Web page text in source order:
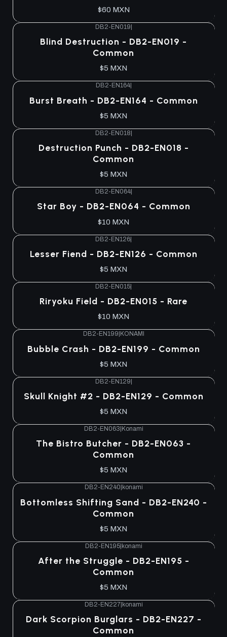
$60 MXN
DB2-EN019
Blind Destruction - DB2-EN019 -
Common
$5 MXN
DB2-EN164|
Burst Breath - DB2-EN164 - Common
$5 MXN
DB2-EN018|
Destruction Punch - DB2-EN018 -
Common
$5 MXN
DB2-EN064|
Star Boy - DB2-EN064 - Common
$10 MXN
DB2-EN126|
Lesser Fiend - DB2-EN126 - Common
$5 MXN
DB2-EN015
Riryoku Field - DB2-EN015 - Rare
$10 MXN
DB2-EN199 KONAMI
Bubble Crash - DB2-EN199 - Common
$5 MXN
DB2-EN129|
Skull Knight #2 - DB2-EN129 - Common
$5 MXN
DB2-EN063 Konami
The Bistro Butcher - DB2-EN063 -
Common
$5 MXN
DB2-EN240 konami
Bottomless Shifting Sand - DB2-EN240 -
Common
$5 MXN
DB2-EN195|konami
After the Struggle - DB2-EN195 -
Common
$5 MXN
DB2-EN227| konami
Dark Scorpion Burglars - DB2-EN227 -
Common